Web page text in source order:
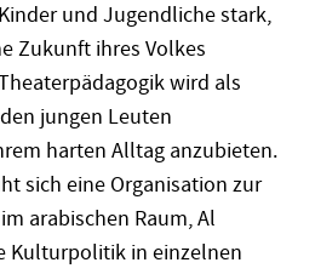
und Jugendliche stark,
Zukunft ihres Volkes
wird als
jungen Leuten
harten Alltag anzubieten.
sich eine Organisation zur
arabischen Raum, Al
Kulturpolitik in einzelnen